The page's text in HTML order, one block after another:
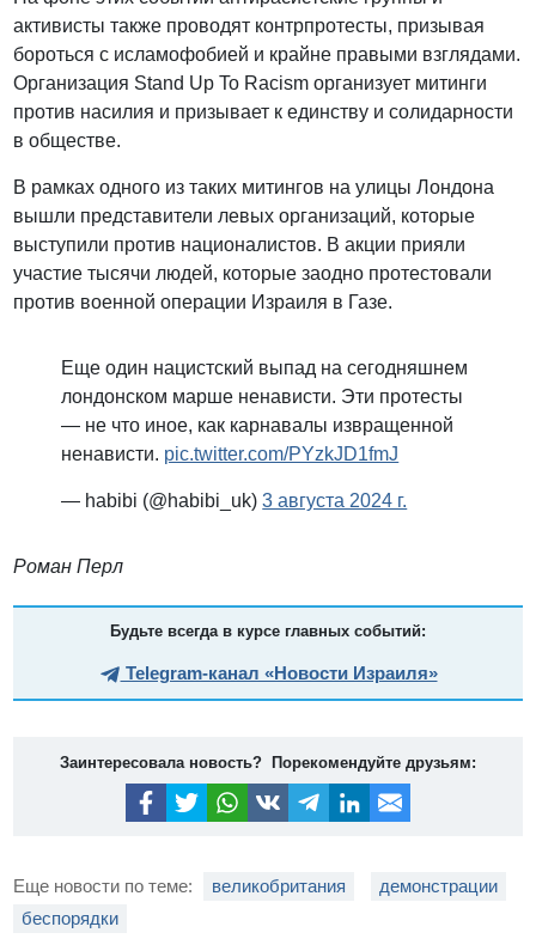
активисты также проводят контрпротесты, призывая
бороться с исламофобией и крайне правыми взглядами.
Организация Stand Up To Racism организует митинги
против насилия и призывает к единству и солидарности
в обществе.
В рамках одного из таких митингов на улицы Лондона
вышли представители левых организаций, которые
выступили против националистов. В акции прияли
участие тысячи людей, которые заодно протестовали
против военной операции Израиля в Газе.
Еще один нацистский выпад на сегодняшнем
лондонском марше ненависти. Эти протесты
— не что иное, как карнавалы извращенной
ненависти. pic.twitter.com/PYzkJD1fmJ
— habibi (@habibi_uk)3 августа 2024 г.
Роман Перл
Будьте всегда в курсе главных событий:
Telegram-канал «Новости Израиля»
Заинтересовала новость? Порекомендуйте друзьям:
Еще новости по теме: великобритания
демонстрации
беспорядки